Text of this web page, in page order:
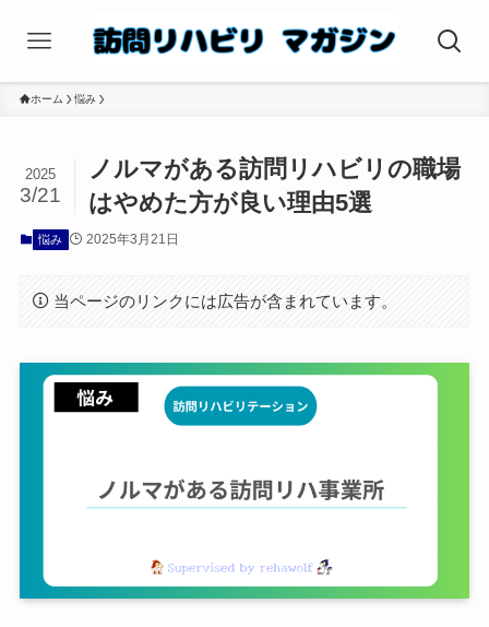
ホーム 悩み
ノルマがある訪問リハビリの職場
はやめた方が良い理由5選
2025
3/21
悩み 2025年3月21日
当ページのリンクには広告が含まれています。